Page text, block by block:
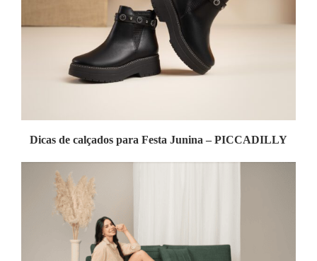
Dicas de calçados para Festa Junina – PICCADILLY